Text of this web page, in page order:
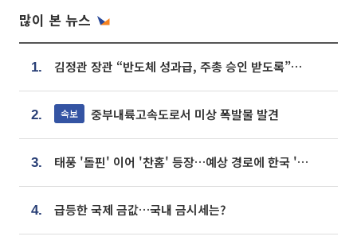
많이 본 뉴스
1. 김정관 장관 “반도체 성과급, 주총 승인 받도록”…상법·자본시장법 개정 시사
2. 속보 중부내륙고속도로서 미상 폭발물 발견
3. 태풍 '돌핀' 이어 '찬홈' 등장…예상 경로에 한국 '한숨'
4. 급등한 국제 금값…국내 금시세는?